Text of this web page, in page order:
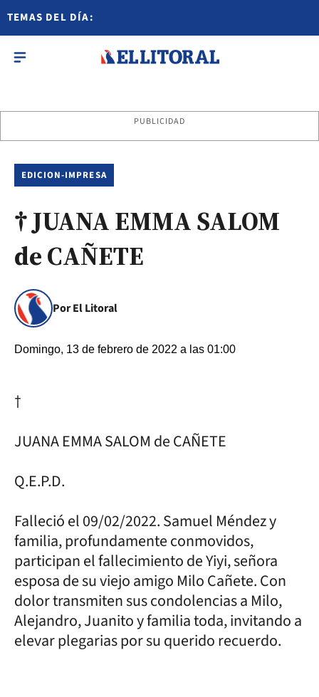
TEMAS DEL DÍA:
PUBLICIDAD
EDICION-IMPRESA
† JUANA EMMA SALOM
de CAÑETE
Por El Litoral
Domingo, 13 de febrero de 2022 a las 01:00
†
JUANA EMMA SALOM de CAÑETE
Q.E.P.D.
Falleció el 09/02/2022. Samuel Méndez y
familia, profundamente conmovidos,
participan el fallecimiento de Yiyi, señora
esposa de su viejo amigo Milo Cañete. Con
dolor transmiten sus condolencias a Milo,
Alejandro, Juanito y familia toda, invitando a
elevar plegarias por su querido recuerdo.